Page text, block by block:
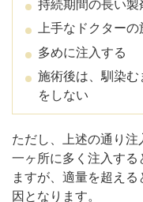
持続期間の長い製
上手なドクターの
多めに注入する
施術後は、馴染
をしない
ただし、上述の通り注
一ヶ所に多く注入する
ますが、適量を超え
因となります。